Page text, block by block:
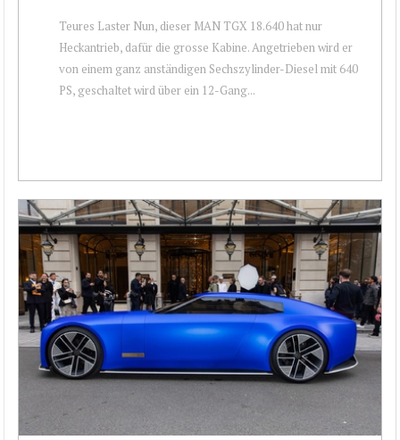
Teures Laster Nun, dieser MAN TGX 18.640 hat nur
Heckantrieb, dafür die grosse Kabine. Angetrieben wird er
von einem ganz anständigen Sechszylinder-Diesel mit 640
PS, geschaltet wird über ein 12-Gang...